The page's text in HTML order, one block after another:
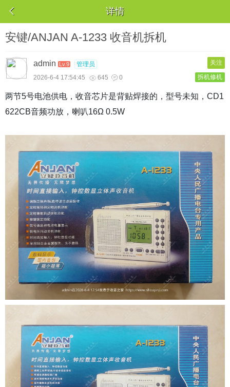
 详情
安键/ANJAN A-1233 收音机拆机
admin Lv.9 管理员 关注
2026-6-4 17:54:45  645  0 拆机修机
两节5号电池供电，收音芯片是背贴焊接的，型号未知，CD1
622CB音频功放，喇叭16Ω 0.5W